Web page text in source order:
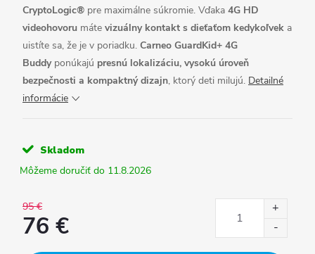
CryptoLogic® pre maximálne súkromie. Vďaka 4G HD
videohovoru máte vizuálny kontakt s dieťaťom kedykoľvek a
uistíte sa, že je v poriadku. Carneo GuardKid+ 4G
Buddyponúkajú presnú lokalizáciu, vysokú úroveň
bezpečnosti a kompaktný dizajn, ktorý deti milujú. Detailné
informácie
Skladom
11.8.2026
95 €
76 €